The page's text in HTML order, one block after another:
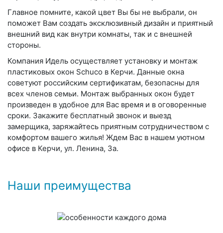
Главное помните, какой цвет Вы бы не выбрали, он
поможет Вам создать эксклюзивный дизайн и приятный
внешний вид как внутри комнаты, так и с внешней
стороны.
Компания Идель осуществляет установку и монтаж
пластиковых окон Schuco в Керчи. Данные окна
советуют российским сертификатам, безопасны для
всех членов семьи. Монтаж выбранных окон будет
произведен в удобное для Вас время и в оговоренные
сроки. Закажите бесплатный звонок и выезд
замерщика, заряжайтесь приятным сотрудничеством с
комфортом вашего жилья! Ждем Вас в нашем уютном
офисе в Керчи, ул. Ленина, 3а.
Наши преимущества